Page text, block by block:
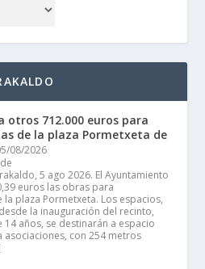
otros 712.000 euros para
de la plaza Pormetxeta de
08/2026
5 ago 2026. El Ayuntamiento
euros las obras para
plaza Pormetxeta. Los espacios,
la inauguración del recinto,
años, se destinarán a espacio
con 254 metros